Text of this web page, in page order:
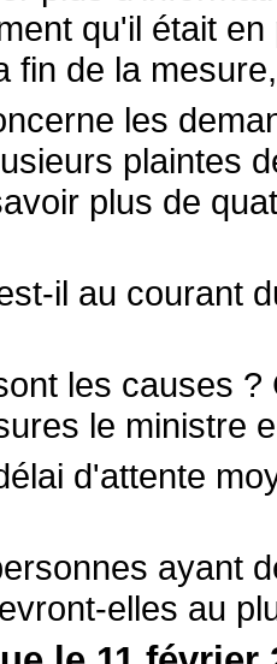
qu'il était
fin de la
les
plaintes
plus de
il au courant
les causes
le ministre
d'attente
ayant
elles au